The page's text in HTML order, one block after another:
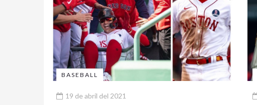
BASEBALL
19 de abril del 2021